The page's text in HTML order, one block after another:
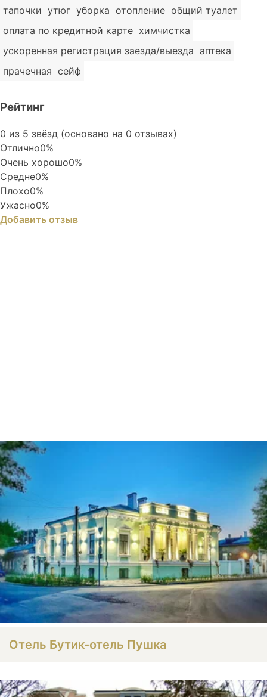
тапочки утюг уборка отопление общий туалет
оплата по кредитной карте химчистка
ускоренная регистрация заезда/выезда аптека
прачечная сейф
Рейтинг
Rated
0
out
of
5
0 из 5 звёзд (основано на 0 отзывах)
Отлично0%
Очень хорошо0%
Средне0%
Плохо0%
Ужасно0%
Добавить отзыв
Отель Бутик-отель Пушка